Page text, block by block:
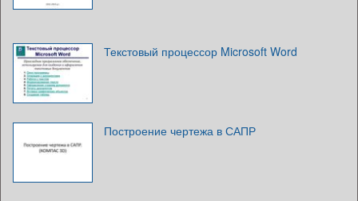
Текстовый процессор Microsoft Word
Построение чертежа в САПР